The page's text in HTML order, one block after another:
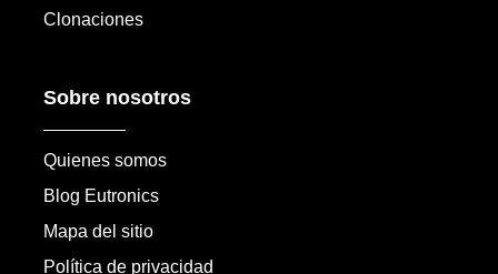
Clonaciones
Sobre nosotros
Quienes somos
Blog Eutronics
Mapa del sitio
Política de privacidad